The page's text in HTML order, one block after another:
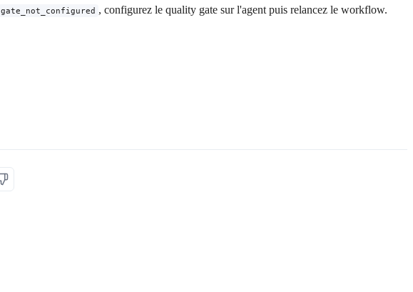
gate_not_configured , configurez le quality gate sur l'agent puis relancez le workflow.